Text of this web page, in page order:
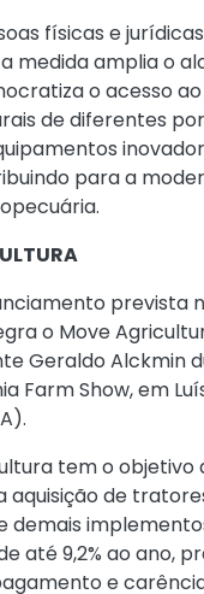
físicas e
medida amplia o
o acesso
de diferentes
para a
prevista
o Move
Geraldo Alckmin
Farm Show, em
tem o objetivo
aquisição de
demais
até 9,2% ao ano,
e carência